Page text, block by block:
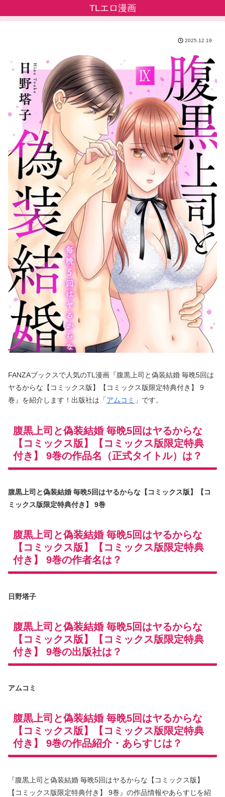
TLエロ漫画
2025.12.19
FANZAブックスで人気のTL漫画『腹黒上司と偽装結婚 毎晩5回は
ヤるからな【コミックス版】【コミックス版限定特典付き】 9
巻』を紹介します！出版社は「アムコミ 」です。
腹黒上司と偽装結婚 毎晩5回はヤるからな
【コミックス版】【コミックス版限定特典
付き】 9巻の作品名（正式タイトル）は？
腹黒上司と偽装結婚 毎晩5回はヤるからな【コミックス版】【コ
ミックス版限定特典付き】 9巻
腹黒上司と偽装結婚 毎晩5回はヤるからな
【コミックス版】【コミックス版限定特典
付き】 9巻の作者名は？
日野塔子
腹黒上司と偽装結婚 毎晩5回はヤるからな
【コミックス版】【コミックス版限定特典
付き】 9巻の出版社は？
アムコミ
腹黒上司と偽装結婚 毎晩5回はヤるからな
【コミックス版】【コミックス版限定特典
付き】 9巻の作品紹介・あらすじは？
『腹黒上司と偽装結婚 毎晩5回はヤるからな【コミックス版】
【コミックス版限定特典付き】 9巻』の作品情報やあらすじを紹